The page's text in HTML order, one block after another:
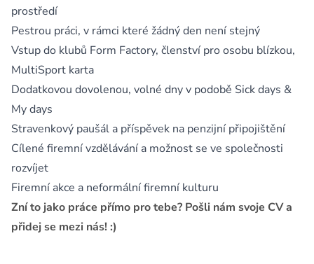
prostředí
Pestrou práci, v rámci které žádný den není stejný
Vstup do klubů Form Factory, členství pro osobu blízkou,
MultiSport karta
Dodatkovou dovolenou, volné dny v podobě Sick days &
My days
Stravenkový paušál a příspěvek na penzijní připojištění
Cílené firemní vzdělávání a možnost se ve společnosti
rozvíjet
Firemní akce a neformální firemní kulturu
Zní to jako práce přímo pro tebe? Pošli nám svoje CV a
přidej se mezi nás! :)